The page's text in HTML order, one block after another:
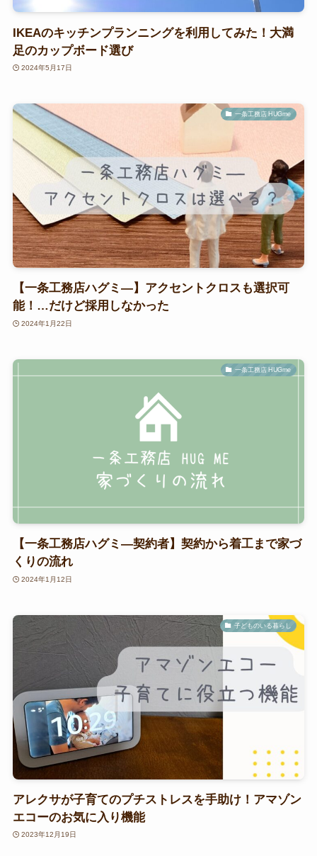
IKEAのキッチンプランニングを利用してみた！大満
足のカップボード選び
2024年5月17日
一条工務店 HUGme
【一条工務店ハグミ―】アクセントクロスも選択可
能！…だけど採用しなかった
2024年1月22日
一条工務店 HUGme
【一条工務店ハグミ―契約者】契約から着工まで家づ
くりの流れ
2024年1月12日
子どものいる暮らし
アレクサが子育てのプチストレスを手助け！アマゾン
エコーのお気に入り機能
2023年12月19日